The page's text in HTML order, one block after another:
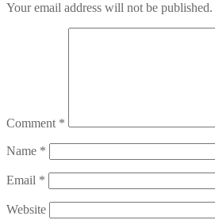
Your email address will not be published.
Comment *
Name *
Email *
Website